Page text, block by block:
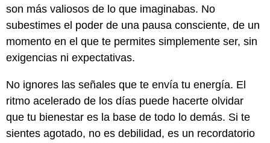
son más valiosos de lo que imaginabas. No
subestimes el poder de una pausa consciente, de un
momento en el que te permites simplemente ser, sin
exigencias ni expectativas.
No ignores las señales que te envía tu energía. El
ritmo acelerado de los días puede hacerte olvidar
que tu bienestar es la base de todo lo demás. Si te
sientes agotado, no es debilidad, es un recordatorio